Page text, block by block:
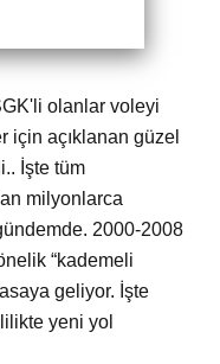
olanlar voleyi
için açıklanan güzel
İşte tüm
milyonlarca
2000-2008
“kademeli
geliyor. İşte
yeni yol